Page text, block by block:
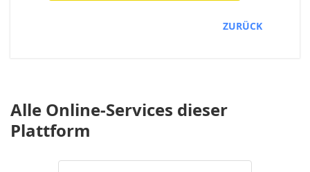
ZURÜCK
Alle Online-Services dieser
Plattform